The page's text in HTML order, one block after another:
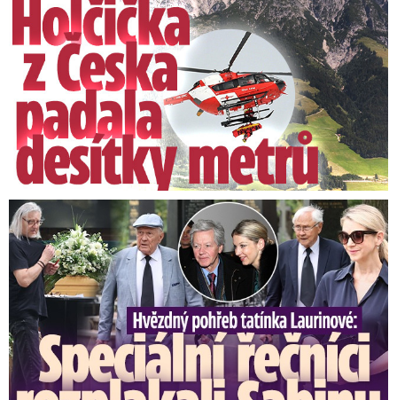
Speciální řečníci nad rakví Laurina: Rozbrečeli i dceru